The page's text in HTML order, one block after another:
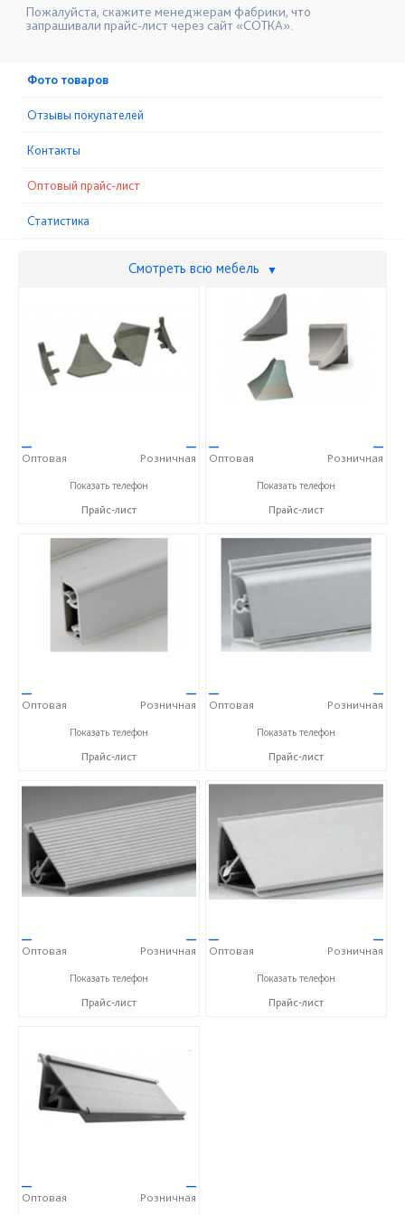
Пожалуйста, скажите менеджерам фабрики, что
запрашивали прайс-лист через сайт «СОТКА».
Фото товаров
Отзывы покупателей
Контакты
Оптовый прайс-лист
Статистика
Смотреть всю мебель ▼
—
Оптовая
—
Розничная
+7(812)313-15-54
Показать телефон
Прайс-лист
—
Оптовая
—
Розничная
+7(812)313-15-54
Показать телефон
Прайс-лист
—
Оптовая
—
Розничная
+7(812)313-15-54
Показать телефон
Прайс-лист
—
Оптовая
—
Розничная
+7(812)313-15-54
Показать телефон
Прайс-лист
—
Оптовая
—
Розничная
+7(812)313-15-54
Показать телефон
Прайс-лист
—
Оптовая
—
Розничная
+7(812)313-15-54
Показать телефон
Прайс-лист
—
Оптовая
—
Розничная